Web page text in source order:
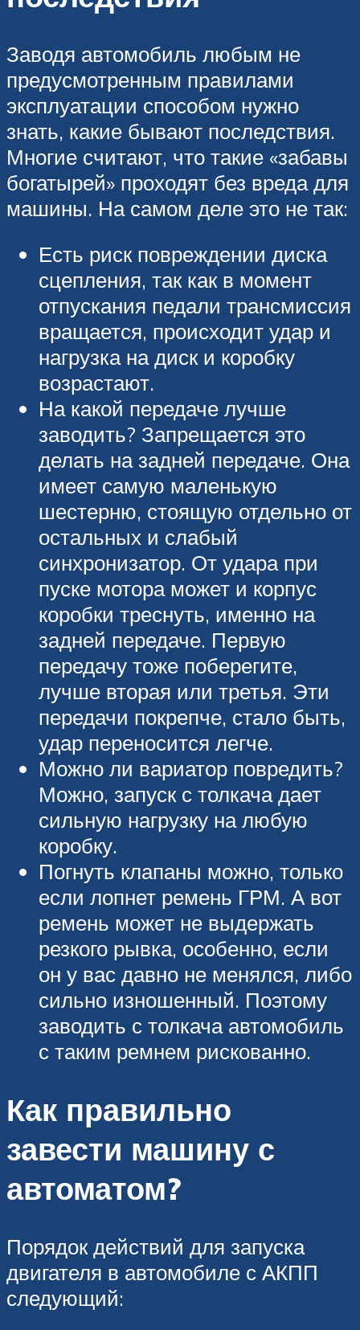
Заводя автомобиль любым не
предусмотренным правилами
эксплуатации способом нужно
знать, какие бывают последствия.
Многие считают, что такие «забавы
богатырей» проходят без вреда для
машины. На самом деле это не так:
Есть риск повреждении диска
сцепления, так как в момент
отпускания педали трансмиссия
вращается, происходит удар и
нагрузка на диск и коробку
возрастают.
На какой передаче лучше
заводить? Запрещается это
делать на задней передаче. Она
имеет самую маленькую
шестерню, стоящую отдельно от
остальных и слабый
синхронизатор. От удара при
пуске мотора может и корпус
коробки треснуть, именно на
задней передаче. Первую
передачу тоже поберегите,
лучше вторая или третья. Эти
передачи покрепче, стало быть,
удар переносится легче.
Можно ли вариатор повредить?
Можно, запуск с толкача дает
сильную нагрузку на любую
коробку.
Погнуть клапаны можно, только
если лопнет ремень ГРМ. А вот
ремень может не выдержать
резкого рывка, особенно, если
он у вас давно не менялся, либо
сильно изношенный. Поэтому
заводить с толкача автомобиль
с таким ремнем рискованно.
Как правильно
завести машину с
автоматом?
Порядок действий для запуска
двигателя в автомобиле с АКПП
следующий: